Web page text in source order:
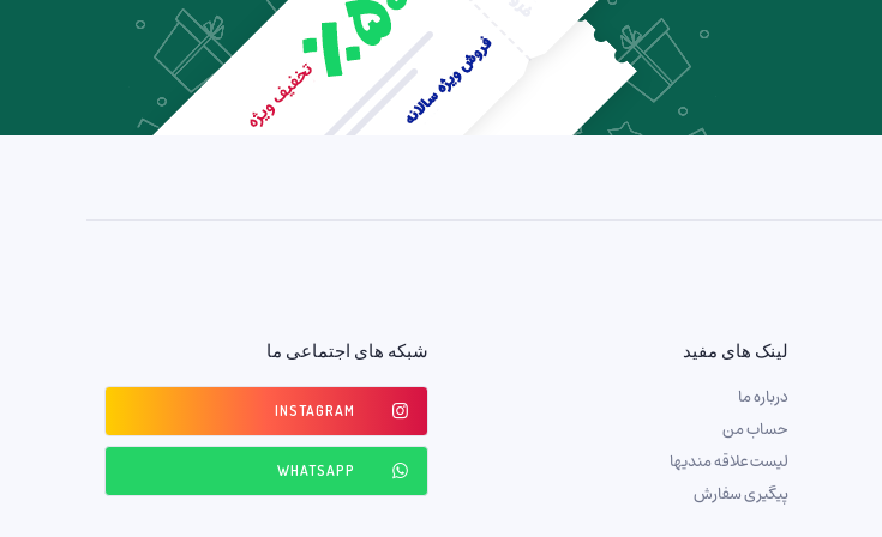
لینک های مفید
درباره ما
حساب من
لیست علاقه مندیها
پیگیری سفارش
شبکه های اجتماعی ما
INSTAGRAM
WHATSAPP